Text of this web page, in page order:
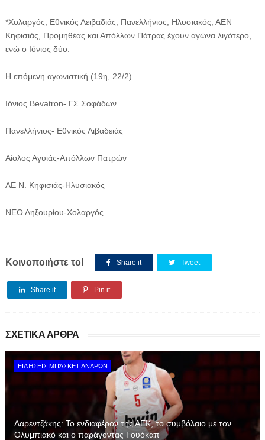
*Χολαργός, Εθνικός Λειβαδιάς, Πανελλήνιος, Ηλυσιακός, ΑΕΝ
Κηφισιάς, Προμηθέας και Απόλλων Πάτρας έχουν αγώνα λιγότερο,
ενώ ο Ιόνιος δύο.
Η επόμενη αγωνιστική (19η, 22/2)
Ιόνιος Βevatron- ΓΣ Σοφάδων
Πανελλήνιος- Εθνικός Λιβαδειάς
Αίολος Αγυιάς-Απόλλων Πατρών
ΑΕ Ν. Κηφισιάς-Ηλυσιακός
ΝΕΟ Ληξουρίου-Χολαργός
Κοινοποιήστε το! Share it Tweet
Share it Pin it
ΣΧΕΤΙΚΑ ΑΡΘΡΑ
ΕΙΔΉΣΕΙΣ ΜΠΆΣΚΕΤ ΑΝΔΡΏΝ
Λαρεντζάκης: Το ενδιαφέρον της ΑΕΚ, το συμβόλαιο με τον
Ολυμπιακό και ο παράγοντας Γουόκαπ